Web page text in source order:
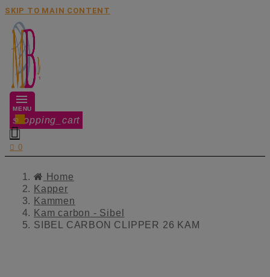
SKIP TO MAIN CONTENT
MENU
shopping_cart
0

 0
Home
Kapper
Kammen
Kam carbon - Sibel
SIBEL CARBON CLIPPER 26 KAM